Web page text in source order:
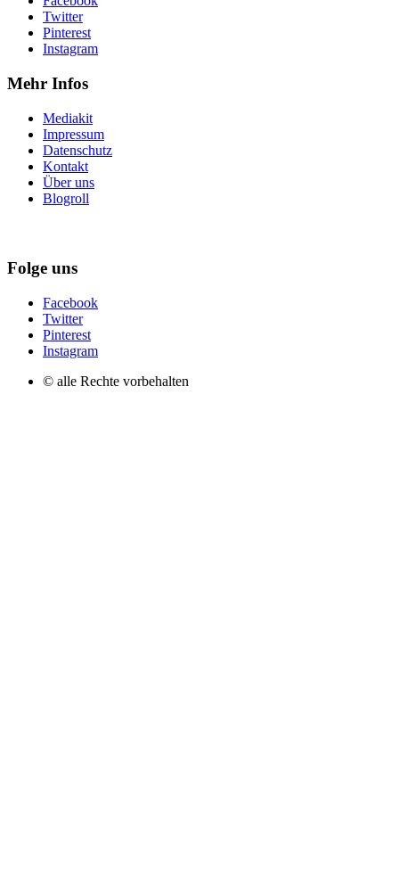
Twitter
Pinterest
Instagram
Mehr Infos
Mediakit
Impressum
Datenschutz
Kontakt
Über uns
Blogroll
Folge uns
Facebook
Twitter
Pinterest
Instagram
© alle Rechte vorbehalten